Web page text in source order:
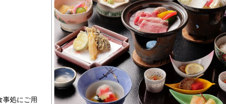
事処にご用